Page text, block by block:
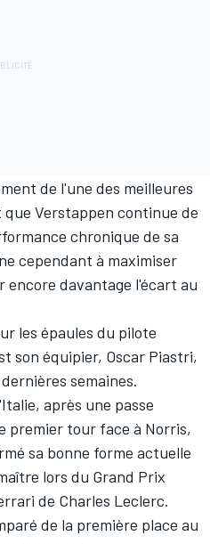
de l'une des meilleures
Verstappen continue de
chronique de sa
cependant à maximiser
davantage l'écart au
les épaules du pilote
son équipier, Oscar Piastri,
semaines.
après une passe
premier tour face à Norris,
sa bonne forme actuelle
lors du Grand Prix
de Charles Leclerc.
de la première place au